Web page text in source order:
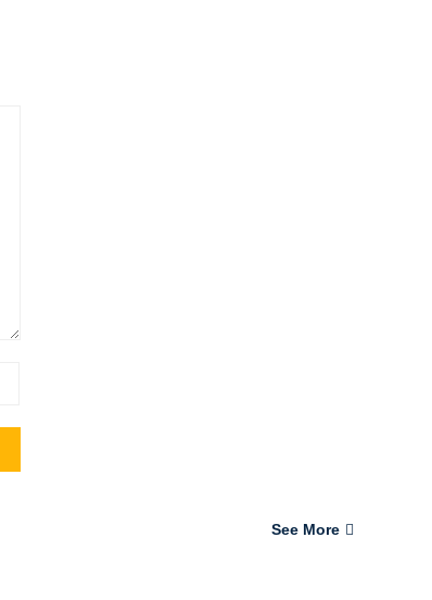
See More